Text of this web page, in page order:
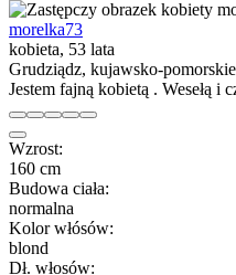
morelka73
kobieta, 53 lata
Grudziądz, kujawsko-pomorskie
Jestem fajną kobietą . Wesełą i
Wzrost:
160 cm
Budowa ciała:
normalna
Kolor włósów:
blond
Dł. włosów: